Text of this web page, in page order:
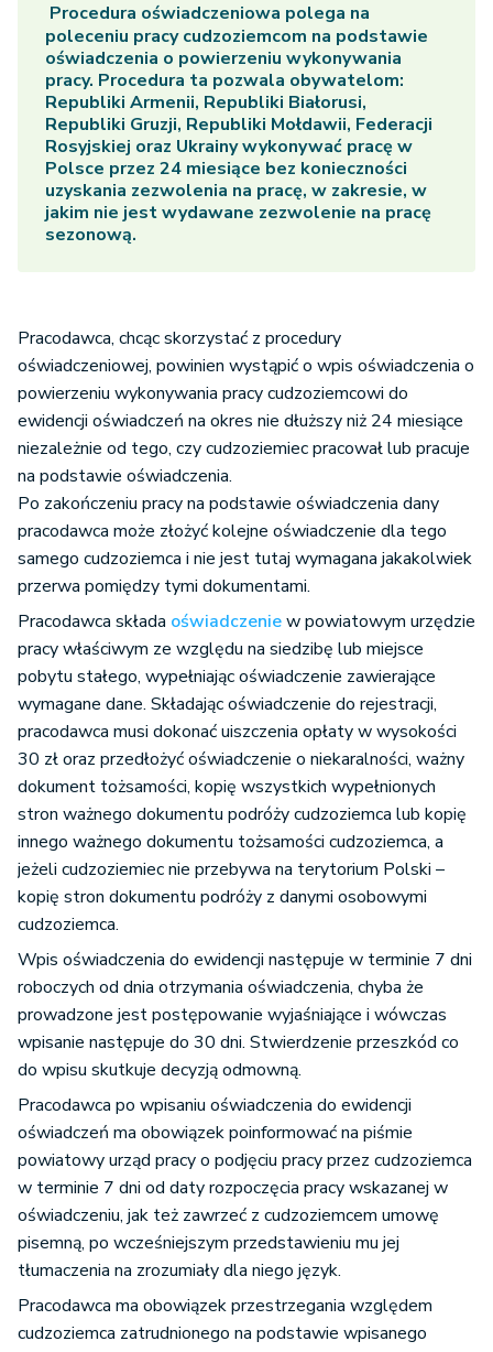
Procedura oświadczeniowa polega na
poleceniu pracy cudzoziemcom na podstawie
oświadczenia o powierzeniu wykonywania
pracy. Procedura ta pozwala obywatelom:
Republiki Armenii, Republiki Białorusi,
Republiki Gruzji, Republiki Mołdawii, Federacji
Rosyjskiej oraz Ukrainy wykonywać pracę w
Polsce przez 24 miesiące bez konieczności
uzyskania zezwolenia na pracę, w zakresie, w
jakim nie jest wydawane zezwolenie na pracę
sezonową.
Pracodawca, chcąc skorzystać z procedury
oświadczeniowej, powinien wystąpić o wpis oświadczenia o
powierzeniu wykonywania pracy cudzoziemcowi do
ewidencji oświadczeń na okres nie dłuższy niż 24 miesiące
niezależnie od tego, czy cudzoziemiec pracował lub pracuje
na podstawie oświadczenia.
Po zakończeniu pracy na podstawie oświadczenia dany
pracodawca może złożyć kolejne oświadczenie dla tego
samego cudzoziemca i nie jest tutaj wymagana jakakolwiek
przerwa pomiędzy tymi dokumentami.
Pracodawca składa oświadczeniew powiatowym urzędzie
pracy właściwym ze względu na siedzibę lub miejsce
pobytu stałego, wypełniając oświadczenie zawierające
wymagane dane. Składając oświadczenie do rejestracji,
pracodawca musi dokonać uiszczenia opłaty w wysokości
30 zł oraz przedłożyć oświadczenie o niekaralności, ważny
dokument tożsamości, kopię wszystkich wypełnionych
stron ważnego dokumentu podróży cudzoziemca lub kopię
innego ważnego dokumentu tożsamości cudzoziemca, a
jeżeli cudzoziemiec nie przebywa na terytorium Polski –
kopię stron dokumentu podróży z danymi osobowymi
cudzoziemca.
Wpis oświadczenia do ewidencji następuje w terminie 7 dni
roboczych od dnia otrzymania oświadczenia, chyba że
prowadzone jest postępowanie wyjaśniające i wówczas
wpisanie następuje do 30 dni. Stwierdzenie przeszkód co
do wpisu skutkuje decyzją odmowną.
Pracodawca po wpisaniu oświadczenia do ewidencji
oświadczeń ma obowiązek poinformować na piśmie
powiatowy urząd pracy o podjęciu pracy przez cudzoziemca
w terminie 7 dni od daty rozpoczęcia pracy wskazanej w
oświadczeniu, jak też zawrzeć z cudzoziemcem umowę
pisemną, po wcześniejszym przedstawieniu mu jej
tłumaczenia na zrozumiały dla niego język.
Pracodawca ma obowiązek przestrzegania względem
cudzoziemca zatrudnionego na podstawie wpisanego